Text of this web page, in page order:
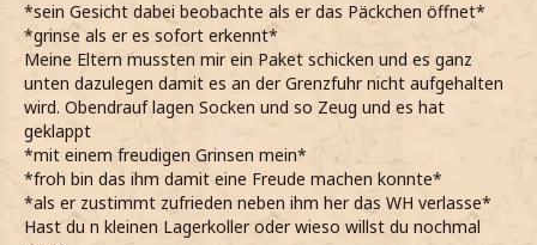
*sein Gesicht dabei beobachte als er das Päckchen öffnet*
*grinse als er es sofort erkennt*
Meine Eltern mussten mir ein Paket schicken und es ganz
unten dazulegen damit es an der Grenzfuhr nicht aufgehalten
wird. Obendrauf lagen Socken und so Zeug und es hat
geklappt
*mit einem freudigen Grinsen mein*
*froh bin das ihm damit eine Freude machen konnte*
*als er zustimmt zufrieden neben ihm her das WH verlasse*
Hast du n kleinen Lagerkoller oder wieso willst du nochmal